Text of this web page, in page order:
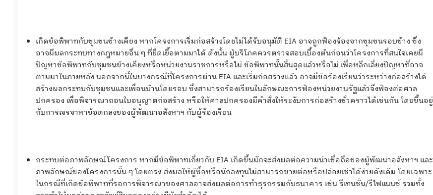
เกิดข้อพิพาทกับชุมชนข้างเคียง หากโครงการเริ่มก่อสร้างโดยไม่ได้รับอนุมัติ EIA อาจถูกฟ้องร้องจากชุมชนรอบข้าง ซึ่ง
อาจมีผลกระทบทางกฎหมายอื่น ๆ ที่ยืดเยื้อตามมาได้ ดังนั้น ผู้บริโภคควรตรวจสอบเบื้องต้นก่อนว่าโครงการที่สนใจเคยมี
ปัญหาข้อพิพาทกับชุมชนข้างเคียงหรือหน่วยงานราชการหรือไม่ ข้อพิพาทนั้นสิ้นสุดแล้วหรือไม่ เพื่อหลีกเลี่ยงปัญหาที่อาจ
ตามมาในภายหลัง นอกจากนี้ในบางกรณีที่โครงการผ่าน EIA และเริ่มก่อสร้างแล้ว อาจมีข้อร้องเรียนว่าระหว่างก่อสร้างได้
สร้างผลกระทบกับชุมชนและเพื่อนบ้านโดยรอบ ซึ่งสามารถร้องเรียนในลักษณะการฟ้องหน่วยงานรัฐแล้วจึงฟ้องต่อศาล
ปกครอง เพื่อพิจารณาถอนใบอนุญาตก่อสร้าง หรือให้ศาลปกครองมีคำสั่งให้ระงับการก่อสร้างชั่วคราวได้เช่นกัน โดยขึ้นอยู่
กับการเจรจาหาข้อตกลงของผู้พัฒนาอสังหาฯ กับผู้ร้องเรียน
กระทบต่อภาพลักษณ์โครงการ หากมีข้อพิพาทเกี่ยวกับ EIA เกิดขึ้นมักจะส่งผลต่อความน่าเชื่อถือของผู้พัฒนาอสังหาฯ และ
ภาพลักษณ์ของโครงการนั้น ๆ โดยตรง ส่งผลให้ผู้ซื้อหรือนักลงทุนไม่สามารถขายต่อหรือปล่อยเช่าได้ง่ายดังเดิม โดยเฉพาะ
ในกรณีที่เกิดข้อพิพาทที่รอการพิจารณาของศาลอาจส่งผลต่อการทำธุรกรรมกับธนาคาร เช่น รีเทนชั่น/รีไฟแนนซ์ รวมทั้ง